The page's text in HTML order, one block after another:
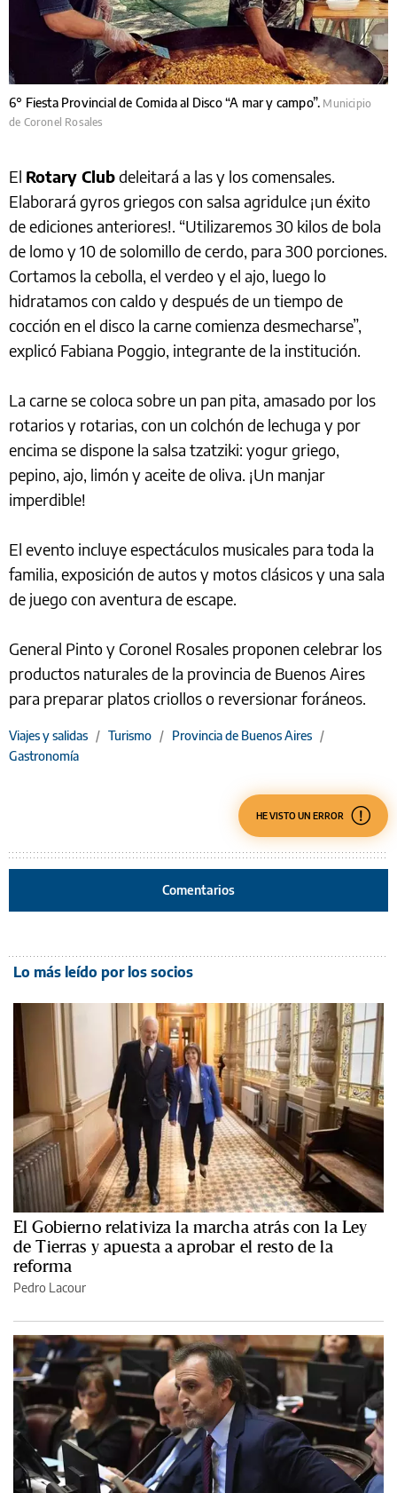
6° Fiesta Provincial de Comida al Disco “A mar y campo”. Municipio
de Coronel Rosales
El Rotary Clubdeleitará a las y los comensales.
Elaborará gyros griegos con salsa agridulce ¡un éxito
de ediciones anteriores!. “Utilizaremos 30 kilos de bola
de lomo y 10 de solomillo de cerdo, para 300 porciones.
Cortamos la cebolla, el verdeo y el ajo, luego lo
hidratamos con caldo y después de un tiempo de
cocción en el disco la carne comienza desmecharse”,
explicó Fabiana Poggio, integrante de la institución.
La carne se coloca sobre un pan pita, amasado por los
rotarios y rotarias, con un colchón de lechuga y por
encima se dispone la salsa tzatziki: yogur griego,
pepino, ajo, limón y aceite de oliva. ¡Un manjar
imperdible!
El evento incluye espectáculos musicales para toda la
familia, exposición de autos y motos clásicos y una sala
de juego con aventura de escape.
General Pinto y Coronel Rosales proponen celebrar los
productos naturales de la provincia de Buenos Aires
para preparar platos criollos o reversionar foráneos.
Viajes y salidas / Turismo / Provincia de Buenos Aires /
Gastronomía
HE VISTO UN ERROR
Comentarios
Lo más leído por los socios
El Gobierno relativiza la marcha atrás con la Ley
de Tierras y apuesta a aprobar el resto de la
reforma
Pedro Lacour